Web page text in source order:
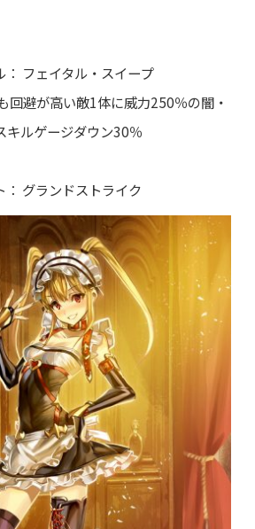
： フェイタル・スイープ
回避が高い敵1体に威力250％の闇・
キルゲージダウン30％
： グランドストライク